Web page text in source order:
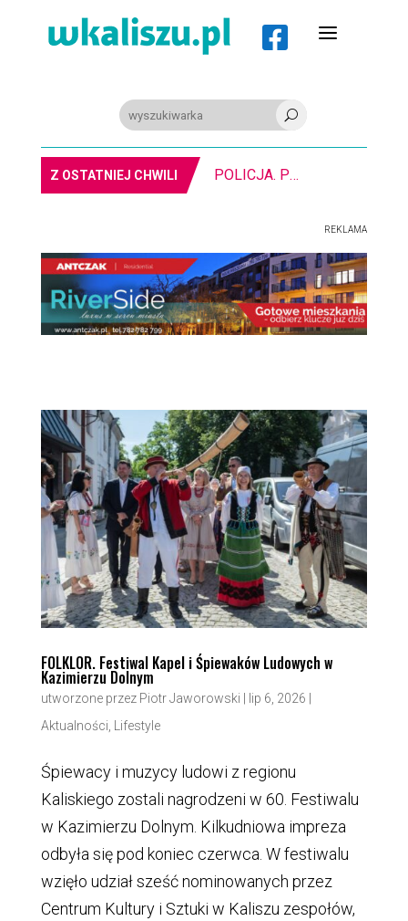
 a
U
Z OSTATNIEJ CHWILI POLICJA. Pijany kombajnista. Miał ponad 2 promile alkoholu
REKLAMA
FOLKLOR. Festiwal Kapel i Śpiewaków Ludowych w
Kazimierzu Dolnym
utworzone przez Piotr Jaworowski | lip 6, 2026 |
Aktualności Lifestyle
Śpiewacy i muzycy ludowi z regionu
Kaliskiego zostali nagrodzeni w 60. Festiwalu
w Kazimierzu Dolnym. Kilkudniowa impreza
odbyła się pod koniec czerwca. W festiwalu
wzięło udział sześć nominowanych przez
Centrum Kultury i Sztuki w Kaliszu zespołów,